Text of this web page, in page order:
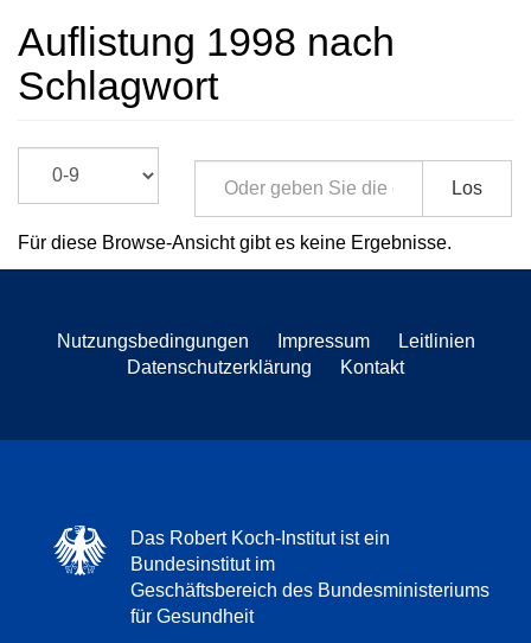
Auflistung 1998 nach
Schlagwort
Los
Für diese Browse-Ansicht gibt es keine Ergebnisse.
Nutzungsbedingungen Impressum
Leitlinien
Datenschutzerklärung
Kontakt
Das Robert Koch-Institut ist ein
Bundesinstitut im
Geschäftsbereich des Bundesministeriums
für Gesundheit